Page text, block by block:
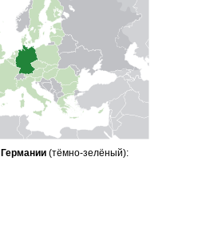
Германии(тёмно-зелёный):